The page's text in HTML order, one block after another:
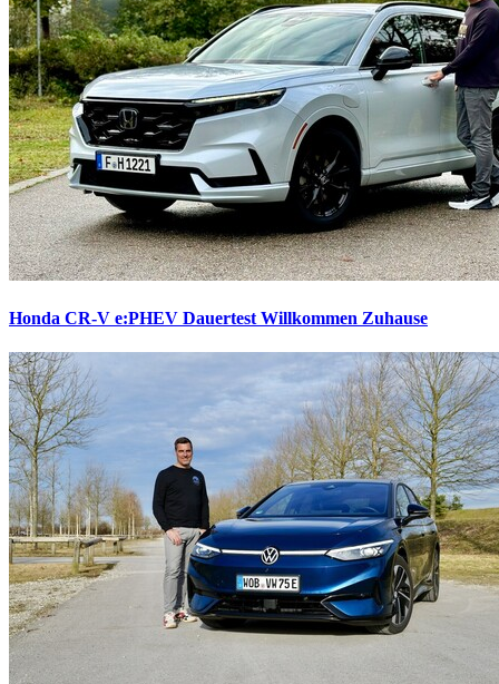
Honda CR-V e:PHEV Dauertest Willkommen Zuhause